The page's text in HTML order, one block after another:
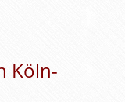
Köln-